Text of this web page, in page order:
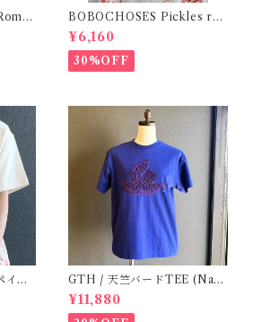
ｍ)
BOBOCHOSES Pickles rev
ersible hat / 52,54
¥6,160
30%OFF
GTH / 天竺バードTEE (Navy
BL) / Size２
¥11,880